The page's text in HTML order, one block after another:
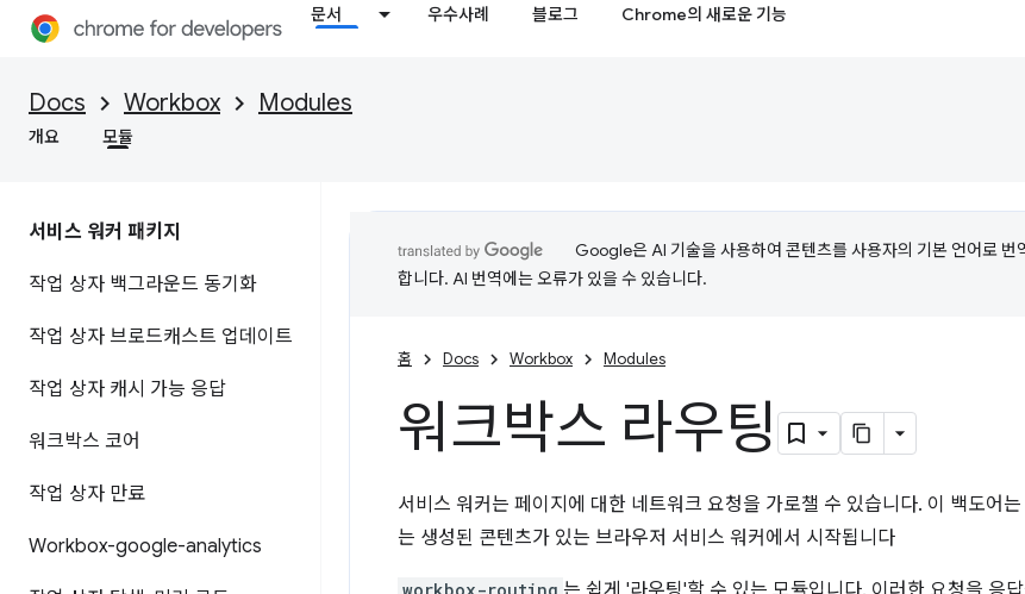
문서 우수사례 블로그 Chrome의 새로운 기능
Docs Workbox Modules
개요 모듈
서비스 워커 패키지
작업 상자 백그라운드 동기화
작업 상자 브로드캐스트 업데이트
작업 상자 캐시 가능 응답
워크박스 코어
작업 상자 만료
Workbox-google-analytics
Google은 AI 기술을 사용하여 콘텐츠를 사용자의 기본 언어로 번
합니다. AI 번역에는 오류가 있을 수 있습니다.
홈 Docs Workbox Modules
워크박스 라우팅
서비스 워커는 페이지에 대한 네트워크 요청을 가로챌 수 있습니다. 이 백도어
는 생성된 콘텐츠가 있는 브라우저 서비스 워커에서 시작됩니다